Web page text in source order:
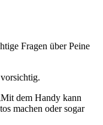
Fragen über Peine
dem Handy kann
machen oder sogar